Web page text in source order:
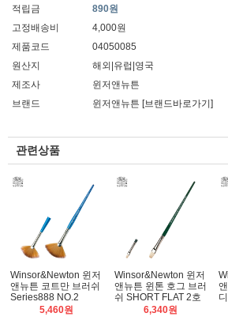
적립금
890원
고정배송비
4,000원
제품코드
04050085
원산지
해외|유럽|영국
제조사
윈저앤뉴튼
브랜드
윈저앤뉴튼 [브랜드바로가기]
관련상품
Winsor&Newton 윈저
앤뉴튼 코트만 브러쉬
Series888 NO.2
5,460원
Winsor&Newton 윈저
앤뉴튼 윈톤 호그 브러
쉬 SHORT FLAT 2호
6,340원